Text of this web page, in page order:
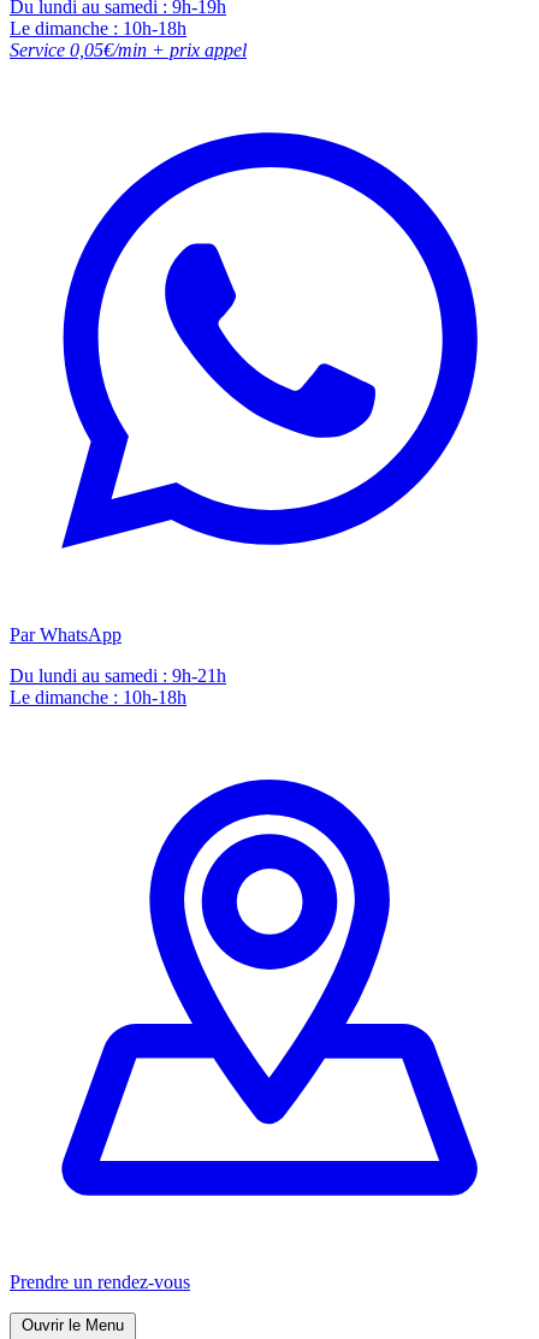
Du lundi au samedi : 9h-19h
Le dimanche : 10h-18h
Service 0,05€/min + prix appel
Par WhatsApp
Du lundi au samedi : 9h-21h
Le dimanche : 10h-18h
Prendre un rendez-vous